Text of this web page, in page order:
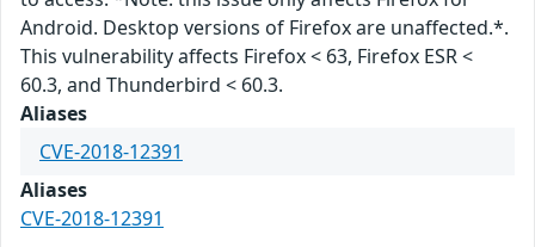
Android. Desktop versions of Firefox are unaffected.*.
This vulnerability affects Firefox < 63, Firefox ESR <
60.3, and Thunderbird < 60.3.
Aliases
CVE-2018-12391
Aliases
CVE-2018-12391